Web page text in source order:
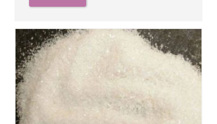
has
The
options
may
be
chosen
the
product